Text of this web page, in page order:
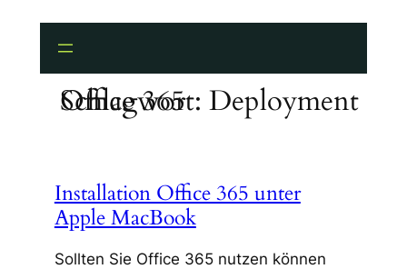
Schlagwort:
Deployment Office 365
Installation Office 365 unter
Apple MacBook
Sollten Sie Office 365 nutzen können